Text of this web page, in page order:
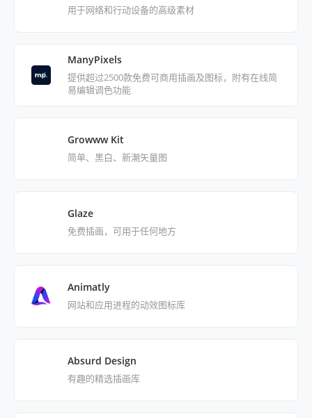
用于网络和行动设备的高级素材
ManyPixels
提供超过2500款免费可商用插画及图标，附有在线简
易编辑调色功能
Growww Kit
简单、黑白、新潮矢量图
Glaze
免费插画，可用于任何地方
Animatly
网站和应用进程的动效图标库
Absurd Design
有趣的精选插画库